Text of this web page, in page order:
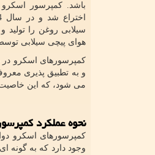
اختراع شد و در سال 1954،
هوای پیچی سیلابی
کمپرسورهای اسکرو در
و به تطبیق پذیری
می شود، که این
نحوه عملکرد
کمپرسورهای اسکرو
وجود دارد که به گونه